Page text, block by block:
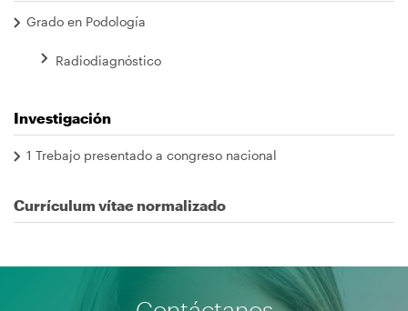
Grado en Podología
Radiodiagnóstico
Investigación
1 Trebajo presentado a congreso nacional
Currículum vítae normalizado